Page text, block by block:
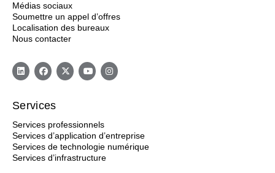
Médias sociaux
Soumettre un appel d’offres
Localisation des bureaux
Nous contacter
Services
Services professionnels
Services d’application d’entreprise
Services de technologie numérique
Services d’infrastructure